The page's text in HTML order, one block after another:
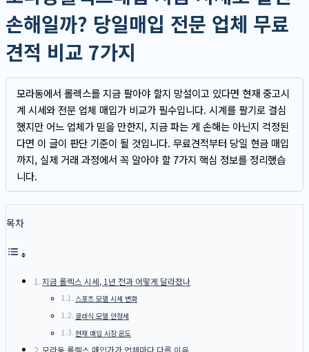
손해일까? 당일매입 전문 업체 무료
견적 비교 7가지
모라동에서 롤렉스를 지금 팔아야 할지 망설이고 있다면 현재 중고시
계 시세와 전문 업체 매입가 비교가 필수입니다. 시계를 팔기로 결심
했지만 어느 업체가 믿을 만한지, 지금 파는 게 손해는 아닌지 걱정된
다면 이 글이 판단 기준이 될 것입니다. 무료견적부터 당일 현금 매입
까지, 실제 거래 과정에서 꼭 알아야 할 7가지 핵심 정보를 정리했습
니다.
목차
지금 롤렉스 시세, 1년 전과 어떻게 달라졌나
스포츠 모델 시세 변화
클래식 모델 안정세
현재 매입 시장 온도
모라동 롤렉스 매입가가 업체마다 다른 이유